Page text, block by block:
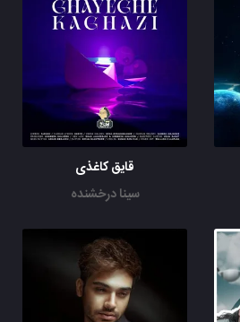
قایق کاغذی
سینا درخشنده